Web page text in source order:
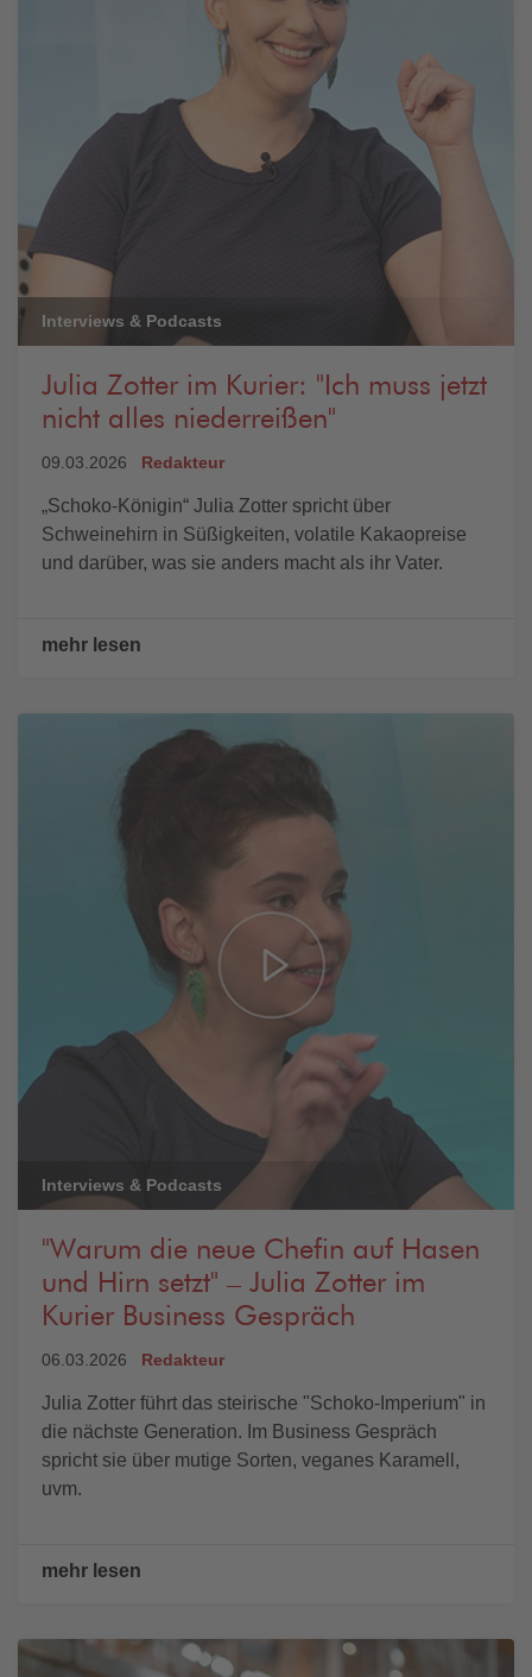
Interviews & Podcasts
Julia Zotter im Kurier: "Ich muss jetzt
nicht alles niederreißen"
09.03.2026 Redakteur
„Schoko-Königin“ Julia Zotter spricht über
Schweinehirn in Süßigkeiten, volatile Kakaopreise
und darüber, was sie anders macht als ihr Vater.
mehr lesen
Interviews & Podcasts
"Warum die neue Chefin auf Hasen
und Hirn setzt" – Julia Zotter im
Kurier Business Gespräch
06.03.2026 Redakteur
Julia Zotter führt das steirische "Schoko-Imperium" in
die nächste Generation. Im Business Gespräch
spricht sie über mutige Sorten, veganes Karamell,
uvm.
mehr lesen